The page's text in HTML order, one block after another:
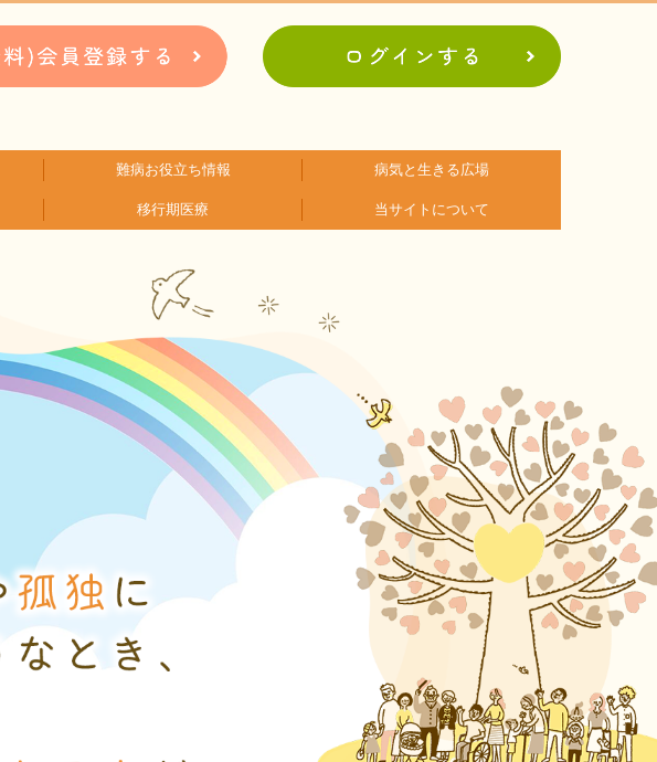
難病お役立ち情報
患者会紹介
WEBメディアに関するコラム
文献に関するコラム
子どもに関するコラム
生活に関するコラム
就労に関するコラム
お金に関するコラム
難病の日
病気と生きる広場
移行期医療 当サイトについて